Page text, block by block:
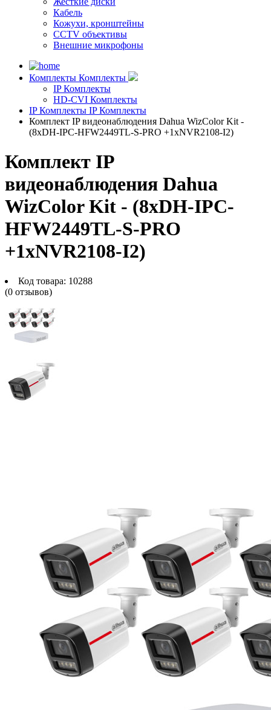
Кабель
Кожухи, кронштейны
CCTV объективы
Внешние микрофоны
Комплекты Комплекты
IP Комплекты
HD-CVI Комплекты
IP Комплекты IP Комплекты
Комплект IP видеонаблюдения Dahua WizColor Kit -
(8хDH-IPC-HFW2449TL-S-PRO +1хNVR2108-I2)
Комплект IP
видеонаблюдения Dahua
WizColor Kit - (8хDH-IPC-
HFW2449TL-S-PRO
+1хNVR2108-I2)
Код товара: 10288
(0 отзывов)